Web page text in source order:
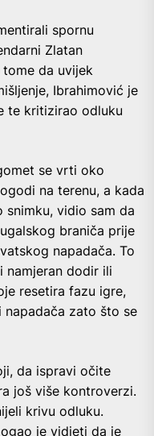
spornu
Zlatan
da uvijek
Ibrahimović je
te kritizirao odluku
se vrti oko
na terenu, a kada
snimku, vidio sam da
braniča prije
napadača. To
namjeran dodir ili
resetira fazu igre,
zato što se
da ispravi očite
još više kontroverzi.
krivu odluku.
je vidjeti da je